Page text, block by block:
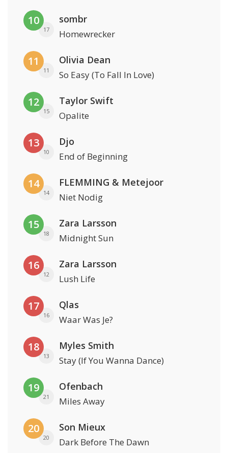
10
17
sombr
Homewrecker
11
11
Olivia Dean
So Easy (To Fall In Love)
12
15
Taylor Swift
Opalite
13
10
Djo
End of Beginning
14
14
FLEMMING & Metejoor
Niet Nodig
15
18
Zara Larsson
Midnight Sun
16
12
Zara Larsson
Lush Life
17
16
Qlas
Waar Was Je?
18
13
Myles Smith
Stay (If You Wanna Dance)
19
21
Ofenbach
Miles Away
20
20
Son Mieux
Dark Before The Dawn